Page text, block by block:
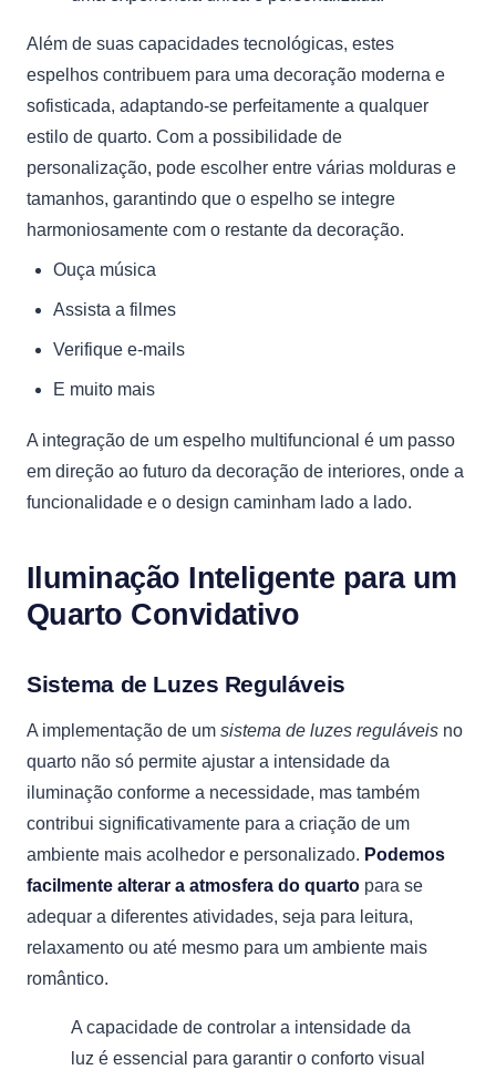
Além de suas capacidades tecnológicas, estes
espelhos contribuem para uma decoração moderna e
sofisticada, adaptando-se perfeitamente a qualquer
estilo de quarto. Com a possibilidade de
personalização, pode escolher entre várias molduras e
tamanhos, garantindo que o espelho se integre
harmoniosamente com o restante da decoração.
Ouça música
Assista a filmes
Verifique e-mails
E muito mais
A integração de um espelho multifuncional é um passo
em direção ao futuro da decoração de interiores, onde a
funcionalidade e o design caminham lado a lado.
Iluminação Inteligente para um
Quarto Convidativo
Sistema de Luzes Reguláveis
A implementação de um sistema de luzes reguláveis no
quarto não só permite ajustar a intensidade da
iluminação conforme a necessidade, mas também
contribui significativamente para a criação de um
ambiente mais acolhedor e personalizado. Podemos
facilmente alterar a atmosfera do quarto para se
adequar a diferentes atividades, seja para leitura,
relaxamento ou até mesmo para um ambiente mais
romântico.
A capacidade de controlar a intensidade da
luz é essencial para garantir o conforto visual